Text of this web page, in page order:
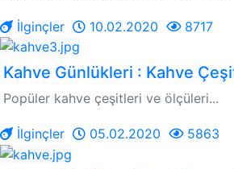
İlginçler 10.02.2020 8717
Kahve Günlükleri : Kahve
Popüler kahve çeşitleri ve ölçüleri...
İlginçler 05.02.2020 5863